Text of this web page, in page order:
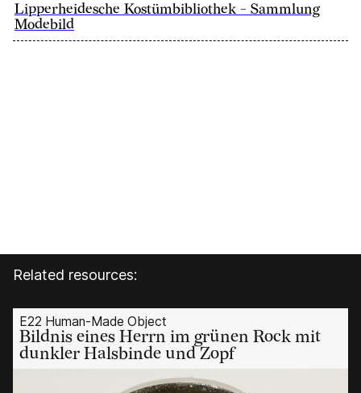
Lipperheidesche Kostümbibliothek - Sammlung
Modebild
Related resources:
E22 Human-Made Object
Bildnis eines Herrn im grünen Rock mit
dunkler Halsbinde und Zopf